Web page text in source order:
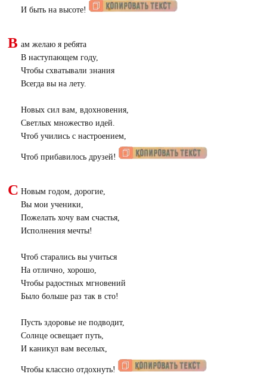
И быть на высоте!
В ам желаю я ребята
В наступающем году,
Чтобы схватывали знания
Всегда вы на лету.
Новых сил вам, вдохновения,
Светлых множество идей.
Чтоб учились с настроением,
Чтоб прибавилось друзей!
С Новым годом, дорогие,
Вы мои ученики,
Пожелать хочу вам счастья,
Исполнения мечты!
Чтоб старались вы учиться
На отлично, хорошо,
Чтобы радостных мгновений
Было больше раз так в сто!
Пусть здоровье не подводит,
Солнце освещает путь,
И каникул вам веселых,
Чтобы классно отдохнуть!